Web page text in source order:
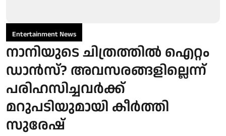
Entertainment News
നാനിയുടെ ചിത്രത്തില്‍ ഐറ്റം
ഡാന്‍സ്? അവസരങ്ങളില്ലെന്ന്
പരിഹസിച്ചവര്‍ക്ക്
മറുപടിയുമായി കീര്‍ത്തി
സുരേഷ്